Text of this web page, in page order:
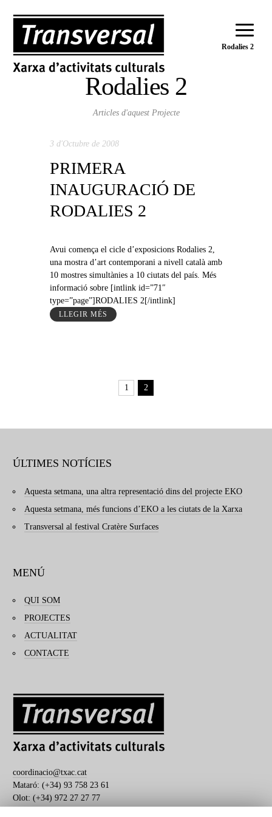
Rodalies 2
Rodalies 2
Articles d'aquest Projecte
3 d'Octubre de 2008
PRIMERA
INAUGURACIÓ DE
RODALIES 2
Avui comença el cicle d’exposicions Rodalies 2,
una mostra d’art contemporani a nivell català amb
10 mostres simultànies a 10 ciutats del país. Més
informació sobre [intlink id=”71″
type=”page”]RODALIES 2[/intlink]
LLEGIR MÉS
1 2
ÚLTIMES NOTÍCIES
Aquesta setmana, una altra representació dins del projecte EKO
Aquesta setmana, més funcions d’EKO a les ciutats de la Xarxa
Transversal al festival Cratère Surfaces
MENÚ
QUI SOM
PROJECTES
ACTUALITAT
CONTACTE
coordinacio@txac.cat
Mataró: (+34) 93 758 23 61
Olot: (+34) 972 27 27 77